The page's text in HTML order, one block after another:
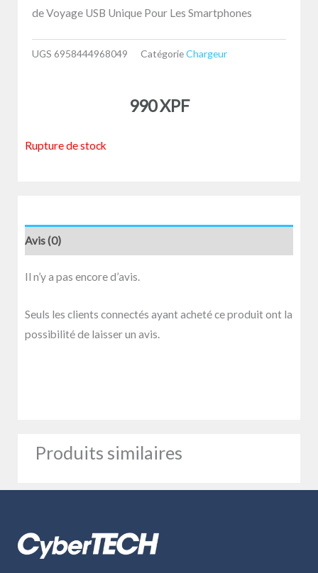
de Voyage USB Unique Pour Les Smartphones
UGS 6958444968049 CatégorieChargeur
990XPF
Rupture de stock
Avis (0)
Il n’y a pas encore d’avis.
Seuls les clients connectés ayant acheté ce produit ont la
possibilité de laisser un avis.
Produits similaires